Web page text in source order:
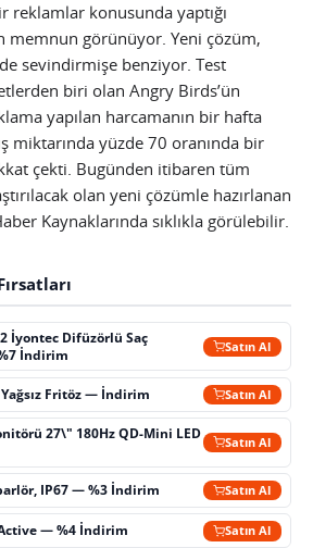
reklamlar konusunda yaptığı
memnun görünüyor. Yeni çözüm,
sevindirmişe benziyor. Test
biri olan Angry Birds’ün
yapılan harcamanın bir hafta
miktarında yüzde 70 oranında bir
çekti. Bugünden itibaren tüm
olan yeni çözümle hazırlanan
Kaynaklarında sıklıkla görülebilir.
İyontec Difüzörlü Saç
İndirim
Satın Al
Fritöz — İndirim Satın Al
27\" 180Hz QD-Mini LED
Satın Al
IP67 — %3 İndirim Satın Al
— %4 İndirim Satın Al